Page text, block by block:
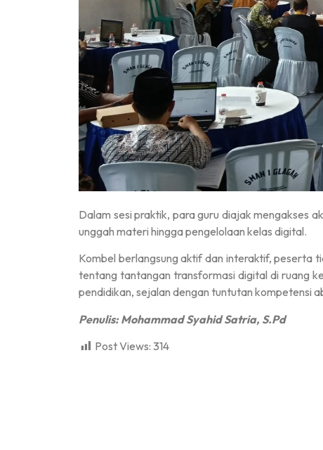
Dalam sesi praktik, para guru diajak mengakses
unggah materi hingga pengelolaan kelas digital.
Kombel berlangsung aktif dan interaktif, peserta
tentang tantangan transformasi digital di ruang
pendidikan, sejalan dengan tuntutan kompetensi
Penulis: Mohammad Syahid Satria, S.Pd
Post Views: 314